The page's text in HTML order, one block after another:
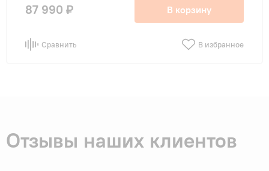
87 990 ₽ В корзину
Сравнить В избранное
Отзывы наших клиентов